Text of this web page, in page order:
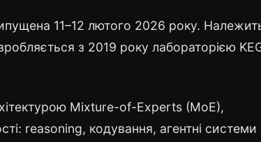
11–12 лютого 2026 року.
з 2019 року лабораторією
Mixture-of-Experts (MoE),
reasoning, кодування, агентні системи